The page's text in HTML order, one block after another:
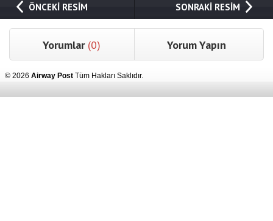
ÖNCEKİ RESİM SONRAKİ RESİM
Yorumlar (0) Yorum Yapın
© 2026 Airway Post Tüm Hakları Saklıdır.